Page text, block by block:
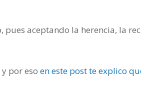
aceptando la herencia, la
y por esoen este post te explico